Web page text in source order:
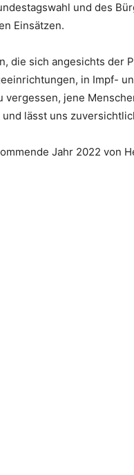
und des
Einsätzen.
die sich angesichts der
in Impf-
jene
lässt uns
Jahr 2022 von